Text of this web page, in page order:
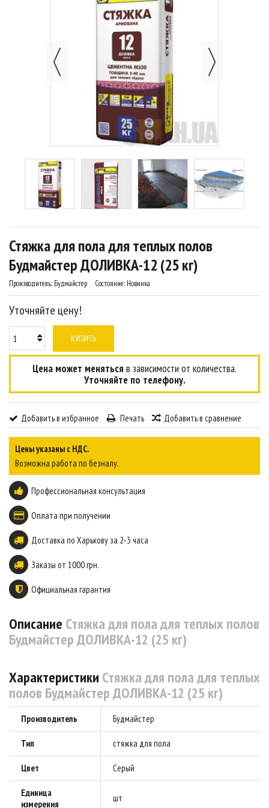
Стяжка для пола для теплых полов
Будмайстер ДОЛИВКА-12 (25 кг)
Производитель: Будмайстер Состояние: Новинка
Уточняйте цену!
КУПИТЬ
Цена может меняться в зависимости от количества.
Уточняйте по телефону.
Добавить в избранное Печать Добавить в сравнение
Цены указаны с НДС.
Возможна работа по безналу.
Профессиональная консультация
Оплата при получении
Доставка по Харькову за 2-3 часа
Заказы от 1000 грн.
Официальная гарантия
Описание Стяжка для пола для теплых полов
Будмайстер ДОЛИВКА-12 (25 кг)
Характеристики Стяжка для пола для теплых
полов Будмайстер ДОЛИВКА-12 (25 кг)
Производитель Будмайстер
Тип стяжка для пола
Цвет Серый
Единица
измерения
шт